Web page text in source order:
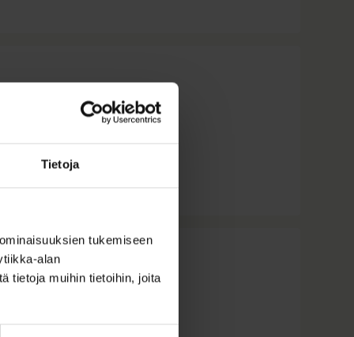
Tietoja
tukemiseen
alan
tietoja muihin tietoihin, joita